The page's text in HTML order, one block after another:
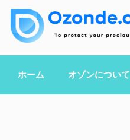
ホーム オゾンについて